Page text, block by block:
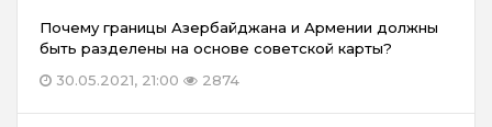
Почему границы Азербайджана и Армении должны
быть разделены на основе советской карты?
30.05.2021, 21:00
2874